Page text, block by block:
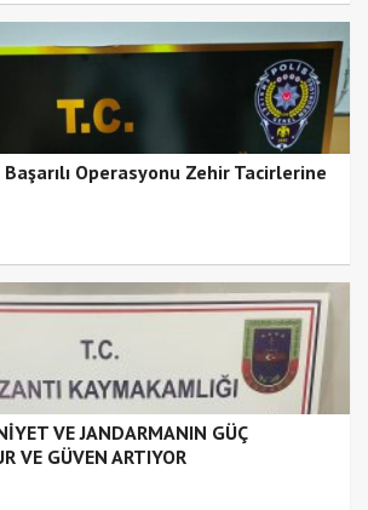
Operasyonu Zehir Tacirlerine
VE JANDARMANIN GÜÇ
VE GÜVEN ARTIYOR